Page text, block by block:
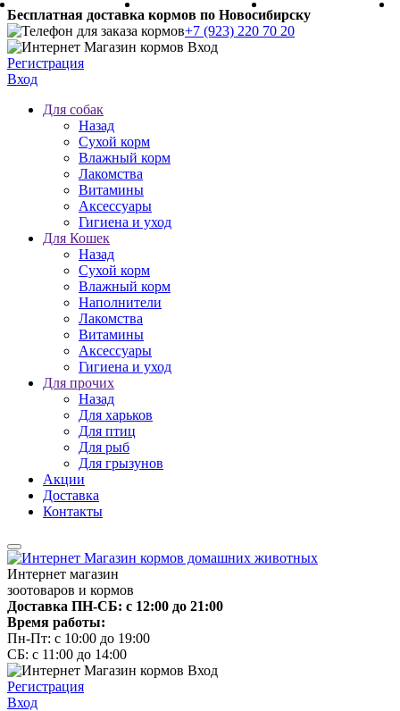
Бесплатная доставка кормов по Новосибирску
+7 (923) 220 70 20
Регистрация
Вход
Для собак
Назад
Сухой корм
Влажный корм
Лакомства
Витамины
Аксессуары
Гигиена и уход
Для Кошек
Назад
Сухой корм
Влажный корм
Наполнители
Лакомства
Витамины
Аксессуары
Гигиена и уход
Для прочих
Назад
Для харьков
Для птиц
Для рыб
Для грызунов
Акции
Доставка
Контакты
Интернет магазин
зоотоваров и кормов
Доставка ПН-СБ: с 12:00 до 21:00
Время работы:
Пн-Пт: с 10:00 до 19:00
СБ: с 11:00 до 14:00
Регистрация
Вход